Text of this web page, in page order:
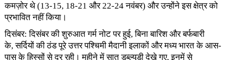
कमज़ोर थे (13-15, 18-21 और 22-24 नवंबर) और उन्होंने इस क्षेत्र को
प्रभावित नहीं किया।
दिसंबर: दिसंबर की शुरुआत गर्म नोट पर हुई, बिना बारिश और बर्फबारी
के, सर्दियों की ठंड पूरे उत्तर पश्चिमी मैदानी इलाकों और मध्य भारत के आस-
पास के हिस्सों से दूर रही। महीने में सात डब्ल्यूडी देखे गए, इनमें से